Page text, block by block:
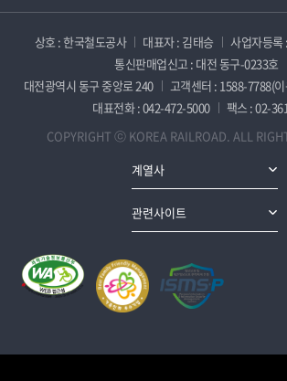
상호 : 한국철도공사 대표자 : 김태승
사업자등
통신판매업신고 : 대전 동구-0233호
대전광역시 동구 중앙로 240
고객센터 : 1588-7788(
대표전화 : 042-472-5000
팩스 : 02-
COPYRIGHT ⓒ KOREA RAILROAD. ALL
계열사
관련사이트